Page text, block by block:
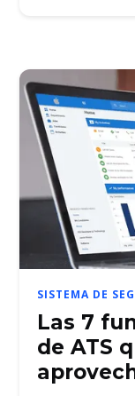
SISTEMA DE
Las 7
de ATS